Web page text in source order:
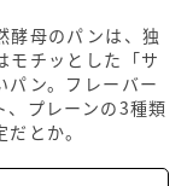
酵母のパンは、独
モチッとした「サ
パン。フレーバー
、プレーンの3種類
とか。